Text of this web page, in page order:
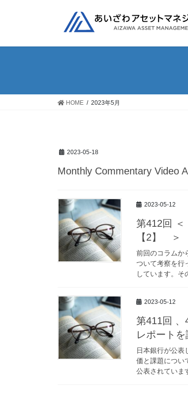
HOME 2023年5月
2023-05-18
Monthly Commentary Video
2023-05-12
第412回
【2】 ＞
前回のコラムか
ついて考察を行
しています。
2023-05-12
第411回
レポート
日本銀行が公表
価と課題につい
公表されていま